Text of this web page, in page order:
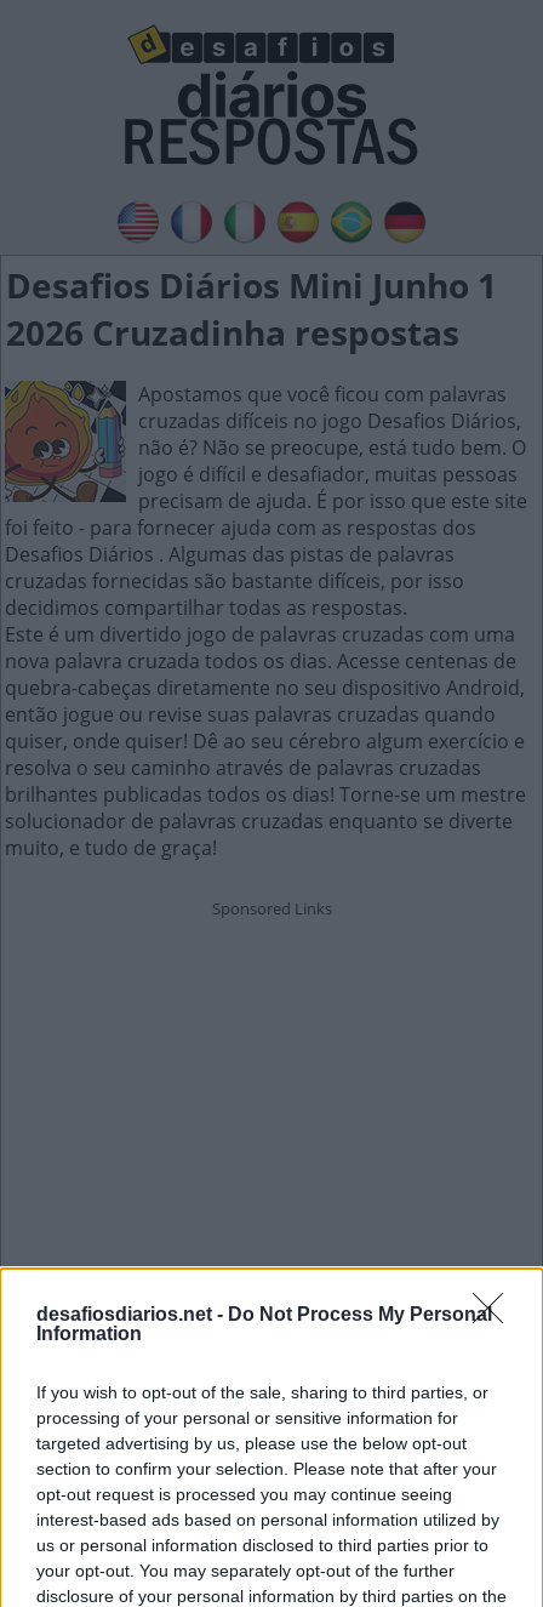
desafiosdiarios.net - Do Not Process My Personal
Information
If you wish to opt-out of the sale, sharing to third parties, or
processing of your personal or sensitive information for
targeted advertising by us, please use the below opt-out
section to confirm your selection. Please note that after your
opt-out request is processed you may continue seeing
interest-based ads based on personal information utilized by
us or personal information disclosed to third parties prior to
your opt-out. You may separately opt-out of the further
disclosure of your personal information by third parties on the
Desafios Diários Mini Junho 1
2026 Cruzadinha respostas
Apostamos que você ficou com palavras
cruzadas difíceis no jogo Desafios Diários,
não é? Não se preocupe, está tudo bem. O
jogo é difícil e desafiador, muitas pessoas
precisam de ajuda. É por isso que este site
foi feito - para fornecer ajuda com as respostas dos
Desafios Diários . Algumas das pistas de palavras
cruzadas fornecidas são bastante difíceis, por isso
decidimos compartilhar todas as respostas.
Este é um divertido jogo de palavras cruzadas com uma
nova palavra cruzada todos os dias. Acesse centenas de
quebra-cabeças diretamente no seu dispositivo Android,
então jogue ou revise suas palavras cruzadas quando
quiser, onde quiser! Dê ao seu cérebro algum exercício e
resolva o seu caminho através de palavras cruzadas
brilhantes publicadas todos os dias! Torne-se um mestre
solucionador de palavras cruzadas enquanto se diverte
muito, e tudo de graça!
Mini Junho 1 2026 Cruzadinha
P A
R